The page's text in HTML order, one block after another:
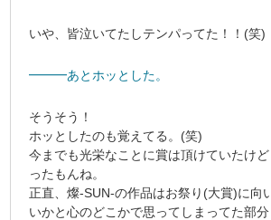
いや、皆泣いてたしテンパってた！！(笑)
━━━あとホッとした。
そうそう！
ホッとしたのも覚えてる。(笑)
今までも光栄なことに賞は頂けていたけ
ったもんね。
正直、燦-SUN-の作品はお祭り(大賞)に向
いかと心のどこかで思ってしまってた部分